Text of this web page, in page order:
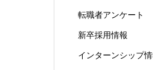
転職者アンケート
新卒採用情報
インターンシップ